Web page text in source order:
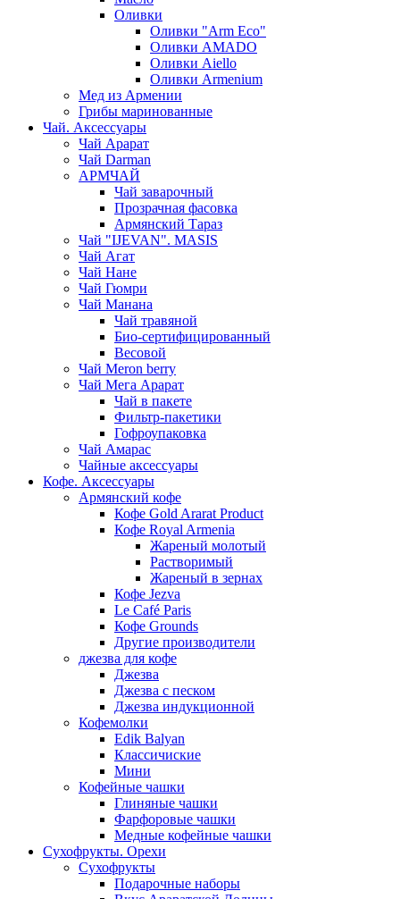
Оливки
Оливки "Arm Eco"
Оливки AMADO
Оливки Aiello
Оливки Armenium
Мед из Армении
Грибы маринованные
Чай. Аксессуары
Чай Арарат
Чай Darman
АРМЧАЙ
Чай заварочный
Прозрачная фасовка
Армянский Тараз
Чай "IJEVAN". MASIS
Чай Агат
Чай Нане
Чай Гюмри
Чай Манана
Чай травяной
Био-сертифицированный
Весовой
Чай Meron berry
Чай Мега Арарат
Чай в пакете
Фильтр-пакетики
Гофроупаковка
Чай Амарас
Чайные аксессуары
Кофе. Аксессуары
Армянский кофе
Кофе Gold Ararat Product
Кофе Royal Armenia
Жареный молотый
Растворимый
Жареный в зернах
Кофе Jezva
Le Café Paris
Кофе Grounds
Другие производители
джезва для кофе
Джезва
Джезва с песком
Джезва индукционной
Кофемолки
Edik Balyan
Классичиские
Мини
Кофейные чашки
Глиняные чашки
Фарфоровые чашки
Медные кофейные чашки
Сухофрукты. Орехи
Сухофрукты
Подарочные наборы